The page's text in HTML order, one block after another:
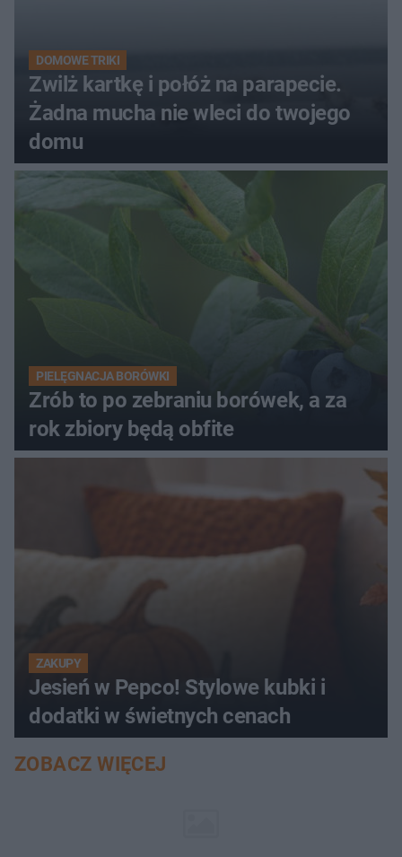
DOMOWE TRIKI
Zwilż kartkę i połóż na parapecie.
Żadna mucha nie wleci do twojego
domu
PIELĘGNACJA BORÓWKI
Zrób to po zebraniu borówek, a za
rok zbiory będą obfite
ZAKUPY
Jesień w Pepco! Stylowe kubki i
dodatki w świetnych cenach
ZOBACZ WIĘCEJ